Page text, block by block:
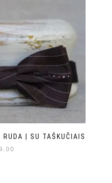
RUDA | SU TAŠKUČIAIS